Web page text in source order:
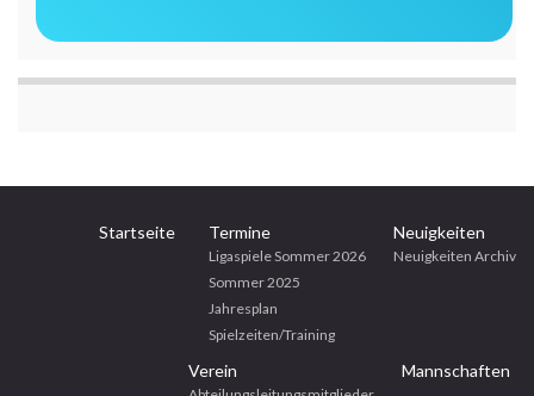
Startseite Termine
Ligaspiele Sommer 2026
Sommer 2025
Jahresplan
Spielzeiten/Training
Neuigkeiten
Neuigkeiten Archiv
Verein Mannschaften